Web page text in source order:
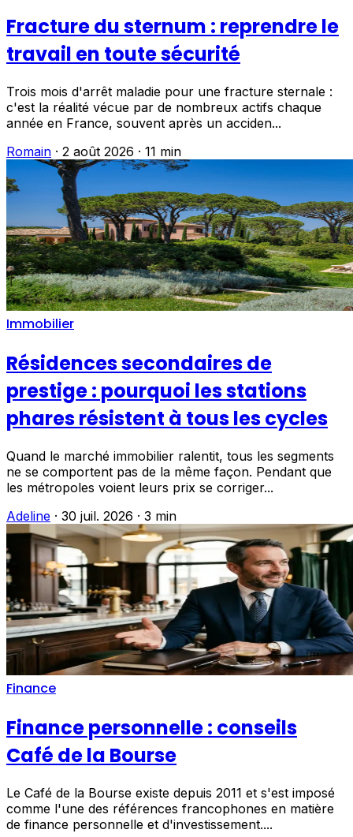
Fracture du sternum : reprendre le
travail en toute sécurité
Trois mois d'arrêt maladie pour une fracture sternale :
c'est la réalité vécue par de nombreux actifs chaque
année en France, souvent après un acciden...
Romain · 2 août 2026 · 11 min
Immobilier
Résidences secondaires de
prestige : pourquoi les stations
phares résistent à tous les cycles
Quand le marché immobilier ralentit, tous les segments
ne se comportent pas de la même façon. Pendant que
les métropoles voient leurs prix se corriger...
Adeline · 30 juil. 2026 · 3 min
Finance
Finance personnelle : conseils
Café de la Bourse
Le Café de la Bourse existe depuis 2011 et s'est imposé
comme l'une des références francophones en matière
de finance personnelle et d'investissement....